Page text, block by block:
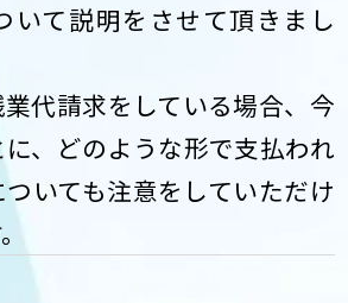
いて説明をさせて頂きまし
代請求をしている場合、今
、どのような形で支払われ
いても注意をしていただけ